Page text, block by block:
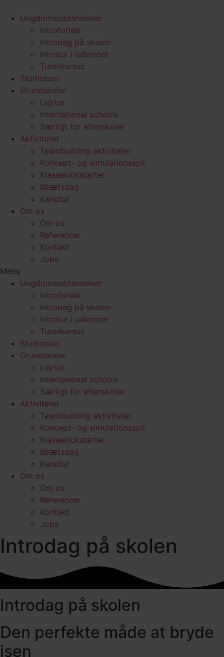
Ungdomsuddannelser
Introforløb
Introdag på skolen
Introtur i udlandet
Tutorkursus
Studieture
Grundskoler
Lejrtur
International schools
Særligt for efterskoler
Aktiviteter
Teambuilding aktiviteter
Koncept- og simulationsspil
Klassekickstarter
Idrætsdag
Kanotur
Om os
Om os
Referencer
Kontakt
Jobs
Menu
Ungdomsuddannelser
Introforløb
Introdag på skolen
Introtur i udlandet
Tutorkursus
Studieture
Grundskoler
Lejrtur
International schools
Særligt for efterskoler
Aktiviteter
Teambuilding aktiviteter
Koncept- og simulationsspil
Klassekickstarter
Idrætsdag
Kanotur
Om os
Om os
Referencer
Kontakt
Jobs
Introdag på skolen
Introdag på skolen
Den perfekte måde at bryde
isen